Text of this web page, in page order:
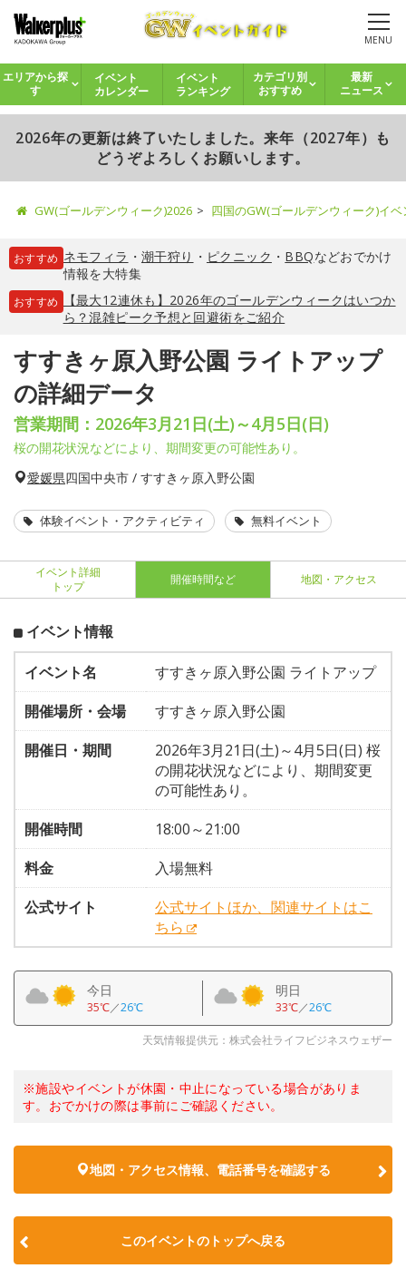
MENU
エリアから探
す
イベント
カレンダー
イベント
ランキング
カテゴリ別
おすすめ
最新
ニュース
2026年の更新は終了いたしました。来年（2027年）も
どうぞよろしくお願いします。
GW(ゴールデンウィーク)2026 四国のGW(ゴールデンウィーク)イ
おすすめ ネモフィラ ・ 潮干狩り ・ ピクニック ・ BBQなどおでかけ
情報を大特集
おすすめ
【最大12連休も】2026年のゴールデンウィークはいつか
ら？混雑ピーク予想と回避術をご紹介
すすきヶ原入野公園 ライトアップ
の詳細データ
営業期間：2026年3月21日(土)～4月5日(日)
桜の開花状況などにより、期間変更の可能性あり。
愛媛県四国中央市 / すすきヶ原入野公園
体験イベント・アクティビティ 無料イベント
イベント詳細
トップ
開催時間など 地図・アクセス
イベント情報
イベント名
すすきヶ原入野公園 ライトアップ
開催場所・会場
すすきヶ原入野公園
開催日・期間
2026年3月21日(土)～4月5日(日) 桜
の開花状況などにより、期間変更
の可能性あり。
開催時間
18:00～21:00
料金
入場無料
公式サイト
公式サイトほか、関連サイトはこ
ちら
今日
35℃／26℃
明日
33℃／26℃
天気情報提供元：株式会社ライフビジネスウェザー
※施設やイベントが休園・中止になっている場合がありま
す。おでかけの際は事前にご確認ください。
地図・アクセス情報、電話番号を確認する
このイベントのトップへ戻る